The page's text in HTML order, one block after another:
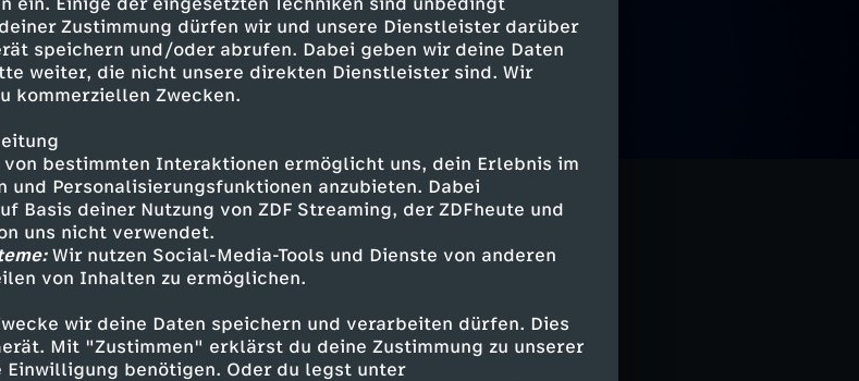
Zustimmung dürfen wir und unsere Dienstleister darüber
speichern und/oder abrufen. Dabei geben wir deine Daten
weiter, die nicht unsere direkten Dienstleister sind. Wir
kommerziellen Zwecken.
bestimmten Interaktionen ermöglicht uns, dein Erlebnis im
und Personalisierungsfunktionen anzubieten. Dabei
Basis deiner Nutzung von ZDF Streaming, der ZDFheute und
uns nicht verwendet.
Wir nutzen Social-Media-Tools und Dienste von anderen
von Inhalten zu ermöglichen.
wir deine Daten speichern und verarbeiten dürfen. Dies
Mit "Zustimmen" erklärst du deine Zustimmung zu unserer
benötigen. Oder du legst unter